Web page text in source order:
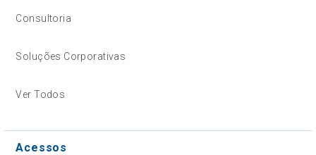
Consultoria
Soluções Corporativas
Ver Todos
Acessos